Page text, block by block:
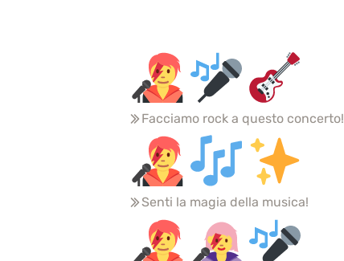
Facciamo rock a questo concerto!
Senti la magia della musica!